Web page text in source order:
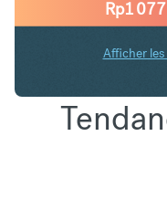
Rp1
Afficher